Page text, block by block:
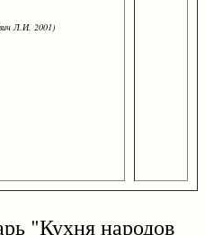
Л.И. 2001)
"Кухня народов